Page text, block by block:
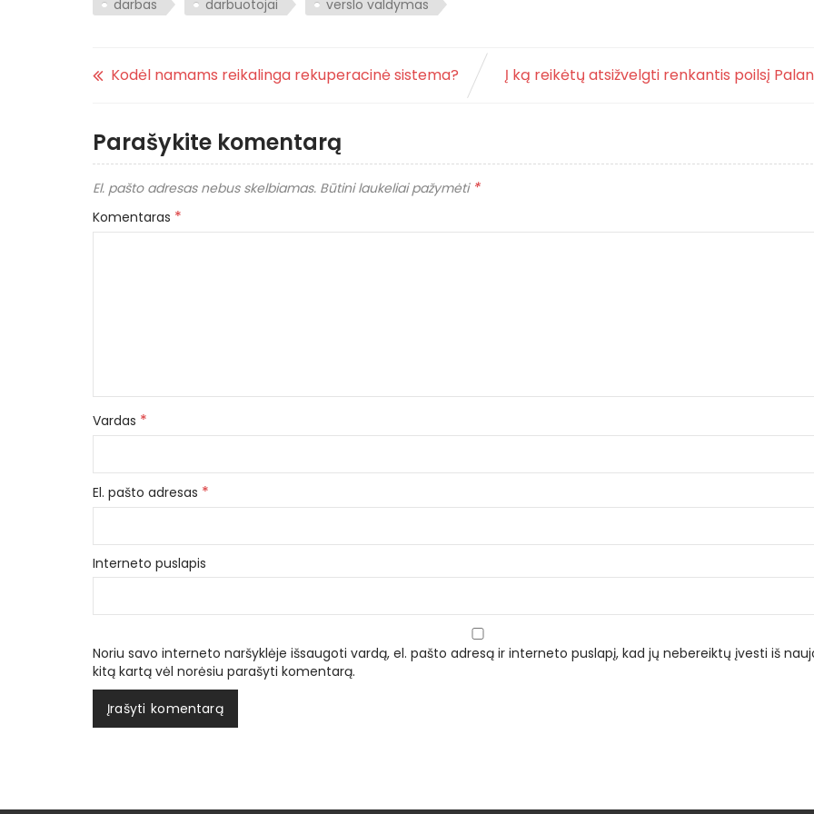
darbas darbuotojai verslo valdymas
Kodėl namams reikalinga rekuperacinė sistema? Į ką reikėtų atsižvelgti renkantis poilsį
Parašykite komentarą
El. pašto adresas nebus skelbiamas. Būtini laukeliai pažymėti *
Komentaras *
Vardas *
El. pašto adresas *
Interneto puslapis
Noriu savo interneto naršyklėje išsaugoti vardą, el. pašto adresą ir interneto puslapį, kad jų nebereiktų įvesti iš
kitą kartą vėl norėsiu parašyti komentarą.